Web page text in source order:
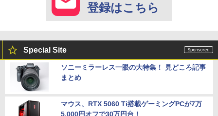
登録はこちら
Special Site
ソニーミラーレス一眼の大特集！ 見どころ記事
まとめ
マウス、RTX 5060 Ti搭載ゲーミングPCが7万
5,000円オフで30万円台！